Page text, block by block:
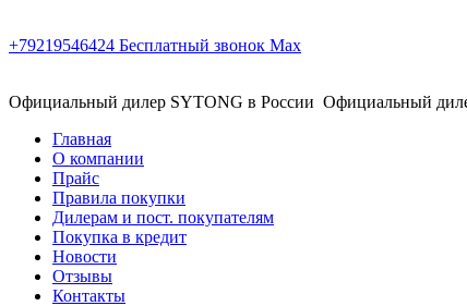
+79219546424 Бесплатный звонок Max
Официальный дилер SYTONG в России Официальный
Главная
О компании
Прайс
Правила покупки
Дилерам и пост. покупателям
Покупка в кредит
Новости
Отзывы
Контакты